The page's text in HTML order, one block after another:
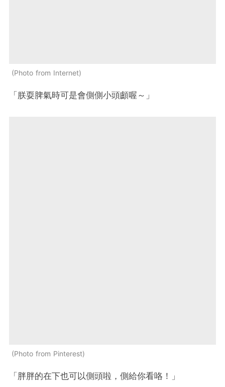
Photo from Internet
「朕耍脾氣時可是會側側小頭顱喔～」
Photo from Pinterest
「胖胖的在下也可以側頭啦，側給你看咯！」